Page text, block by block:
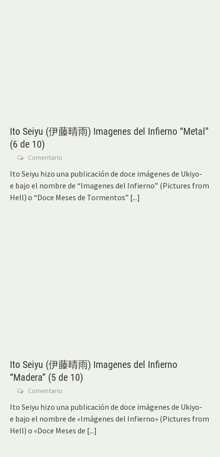
Ito Seiyu (伊藤晴雨) Imagenes del Infierno “Metal”
(6 de 10)
Comentario
Ito Seiyu hizo una publicación de doce imágenes de Ukiyo-
e bajo el nombre de “Imagenes del Infierno” (Pictures from
Hell) o “Doce Meses de Tormentos” [...]
Ito Seiyu (伊藤晴雨) Imagenes del Infierno
“Madera” (5 de 10)
Comentario
Ito Seiyu hizo una publicación de doce imágenes de Ukiyo-
e bajo el nombre de «Imágenes del Infierno» (Pictures from
Hell) o «Doce Meses de [...]